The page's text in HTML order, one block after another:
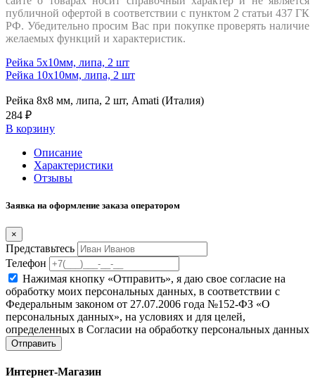
публичной офертой в соответствии с пунктом 2 статьи 437 ГК
РФ. Убедительно просим Вас при покупке проверять наличие
желаемых функций и характеристик.
Рейка 5х10мм, липа, 2 шт
Рейка 10х10мм, липа, 2 шт
Рейка 8х8 мм, липа, 2 шт, Amati (Италия)
284 ₽
В корзину
Описание
Характеристики
Отзывы
Заявка на оформление заказа оператором
×
Представьтесь
Телефон
Нажимая кнопку «Отправить», я даю свое согласие на
обработку моих персональных данных, в соответствии с
Федеральным законом от 27.07.2006 года №152-ФЗ «О
персональных данных», на условиях и для целей,
определенных в Согласии на обработку персональных данных
Отправить
Интернет-Магазин